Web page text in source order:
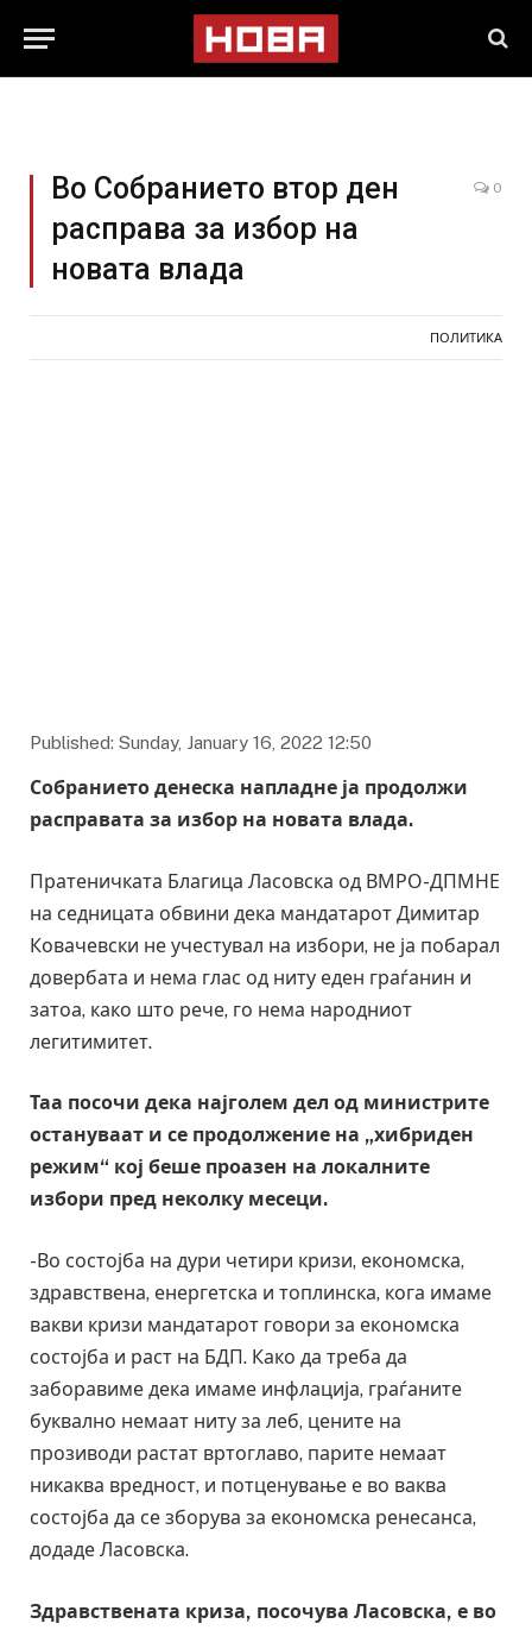
Во Собранието втор ден
расправа за избор на
новата влада
0
ПОЛИТИКА
Published: Sunday, January 16, 2022 12:50
Собранието денеска напладне ја продолжи
расправата за избор на новата влада.
Пратеничката Благица Ласовска од ВМРО-ДПМНЕ
на седницата обвини дека мандатарот Димитар
Ковачевски не учестувал на избори, не ја побарал
довербата и нема глас од ниту еден граѓанин и
затоа, како што рече, го нема народниот
легитимитет.
Таа посочи дека најголем дел од министрите
остануваат и се продолжение на „хибриден
режим“ кој беше проазен на локалните
избори пред неколку месеци.
-Во состојба на дури четири кризи, економска,
здравствена, енергетска и топлинска, кога имаме
вакви кризи мандатарот говори за економска
состојба и раст на БДП. Како да треба да
заборавиме дека имаме инфлација, граѓаните
буквално немаат ниту за леб, цените на
прозиводи растат вртоглаво, парите немаат
никаква вредност, и потценување е во ваква
состојба да се зборува за економска ренесанса,
додаде Ласовска.
Здравствената криза, посочува Ласовска, е во